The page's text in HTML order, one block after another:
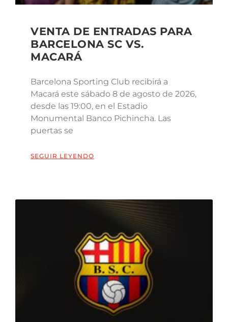
VENTA DE ENTRADAS PARA
BARCELONA SC VS.
MACARÁ
Barcelona Sporting Club recibirá a
Macará este sábado 8 de agosto de 2026,
desde las 19:00, en el Estadio
Monumental Banco Pichincha. Las
puertas se
SEGUIR LEYENDO